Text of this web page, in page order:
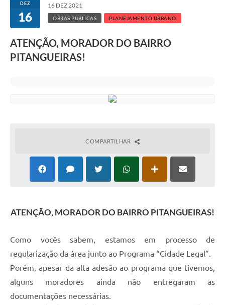
DEZ
16
16 DEZ 2021
OBRAS PÚBLICAS PLANEJAMENTO URBANO
ATENÇÃO, MORADOR DO BAIRRO
PITANGUEIRAS!
COMPARTILHAR
ATENÇÃO, MORADOR DO BAIRRO PITANGUEIRAS!
Como vocês sabem, estamos em processo de
regularização da área junto ao Programa “Cidade Legal”.
Porém, apesar da alta adesão ao programa que tivemos,
alguns moradores ainda não entregaram as
documentações necessárias.